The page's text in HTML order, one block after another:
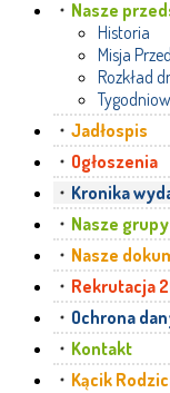
Nasze
Historia
Misja
Rozkład
Jadłospis
Ogłoszenia
Kronika
Nasze
Nasze
Rekrutacja
Ochrona
Kontakt
Kącik